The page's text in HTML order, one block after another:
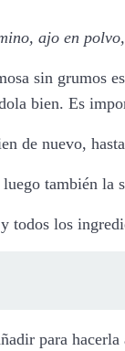
ajo en
sin
bien. Es
de nuevo,
también la
todos los
para